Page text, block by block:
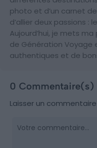
photo et d’un carnet
d’allier deux passions :
Aujourd’hui, je mets
de Génération Voyage
authentiques et de
0 Commentaire(s)
Laisser un commentaire